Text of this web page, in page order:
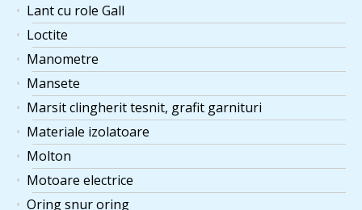
Lant cu role Gall
Loctite
Manometre
Mansete
Marsit clingherit tesnit, grafit garnituri
Materiale izolatoare
Molton
Motoare electrice
Oring snur oring